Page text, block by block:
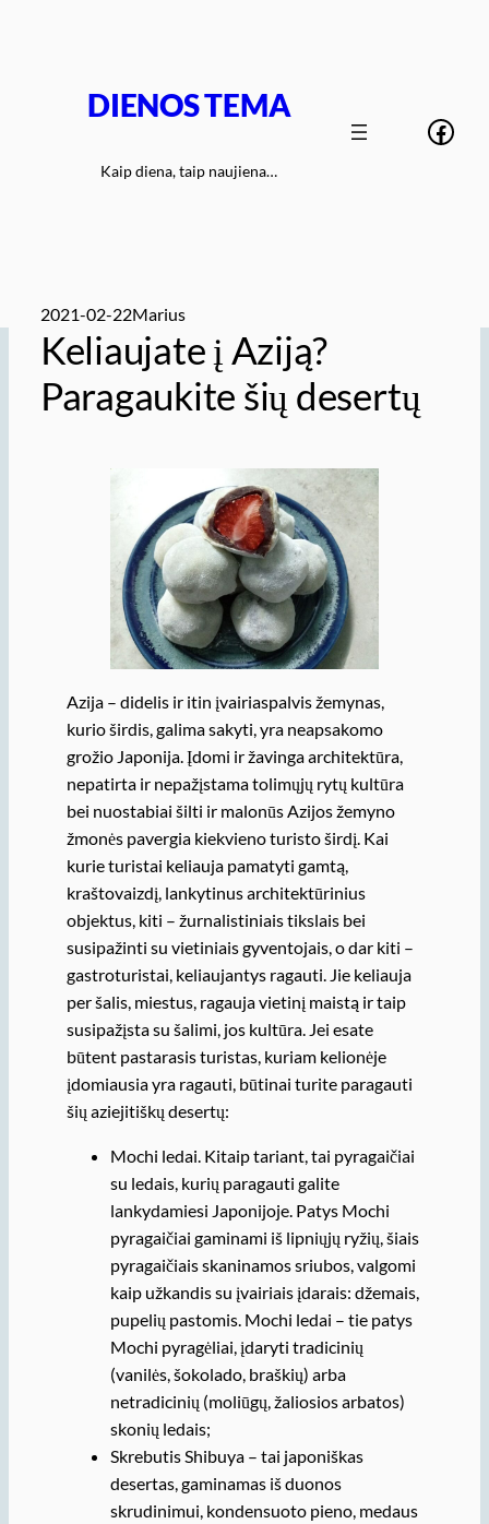
DIENOS TEMA
Kaip diena, taip naujiena…
2021-02-22Marius
Keliaujate į Aziją?
Paragaukite šių desertų
Azija – didelis ir itin įvairiaspalvis žemynas,
kurio širdis, galima sakyti, yra neapsakomo
grožio Japonija. Įdomi ir žavinga architektūra,
nepatirta ir nepažįstama tolimųjų rytų kultūra
bei nuostabiai šilti ir malonūs Azijos žemyno
žmonės pavergia kiekvieno turisto širdį. Kai
kurie turistai keliauja pamatyti gamtą,
kraštovaizdį, lankytinus architektūrinius
objektus, kiti – žurnalistiniais tikslais bei
susipažinti su vietiniais gyventojais, o dar kiti –
gastroturistai, keliaujantys ragauti. Jie keliauja
per šalis, miestus, ragauja vietinį maistą ir taip
susipažįsta su šalimi, jos kultūra. Jei esate
būtent pastarasis turistas, kuriam kelionėje
įdomiausia yra ragauti, būtinai turite paragauti
šių aziejitiškų desertų:
Mochi ledai. Kitaip tariant, tai pyragaičiai
su ledais, kurių paragauti galite
lankydamiesi Japonijoje. Patys Mochi
pyragaičiai gaminami iš lipniųjų ryžių, šiais
pyragaičiais skaninamos sriubos, valgomi
kaip užkandis su įvairiais įdarais: džemais,
pupelių pastomis. Mochi ledai – tie patys
Mochi pyragėliai, įdaryti tradicinių
(vanilės, šokolado, braškių) arba
netradicinių (moliūgų, žaliosios arbatos)
skonių ledais;
Skrebutis Shibuya – tai japoniškas
desertas, gaminamas iš duonos
skrudinimui, kondensuoto pieno, medaus